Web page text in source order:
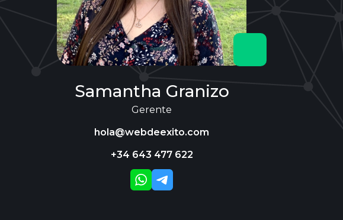
Samantha Granizo
Gerente
hola@webdeexito.com
+34 643 477 622